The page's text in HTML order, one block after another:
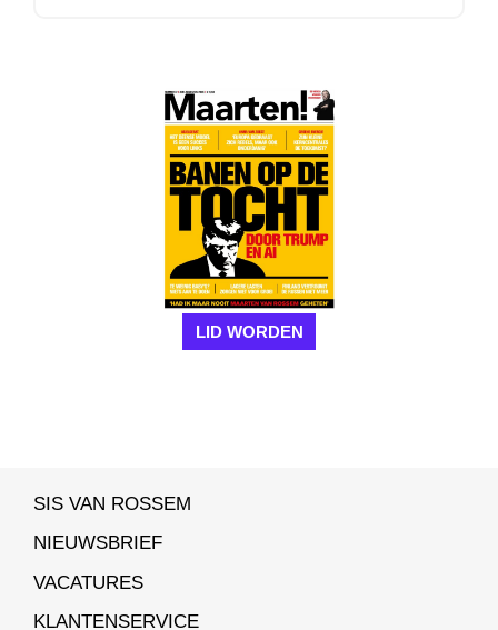
LID WORDEN
SIS VAN ROSSEM
NIEUWSBRIEF
VACATURES
KLANTENSERVICE